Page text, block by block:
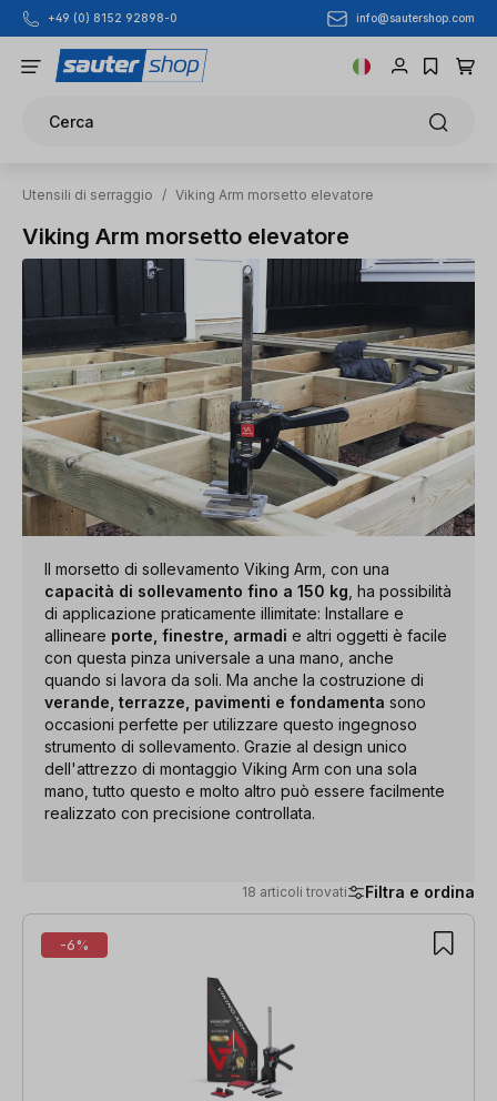
Passa al contenuto principale
+49 (0) 8152 92898-0 info@sautershop.com
Cerca
Utensili di serraggio / Viking Arm morsetto elevatore
Viking Arm morsetto elevatore
Il morsetto di sollevamento Viking Arm, con una
capacità di sollevamento fino a 150 kg , ha possibilità
di applicazione praticamente illimitate: Installare e
allineare porte, finestre, armadi e altri oggetti è facile
con questa pinza universale a una mano, anche
quando si lavora da soli. Ma anche la costruzione di
verande, terrazze, pavimenti e fondamenta sono
occasioni perfette per utilizzare questo ingegnoso
strumento di sollevamento. Grazie al design unico
dell'attrezzo di montaggio Viking Arm con una sola
mano, tutto questo e molto altro può essere facilmente
realizzato con precisione controllata.
18 articoli trovati Filtra e ordina
18 articoli trovati
-6%